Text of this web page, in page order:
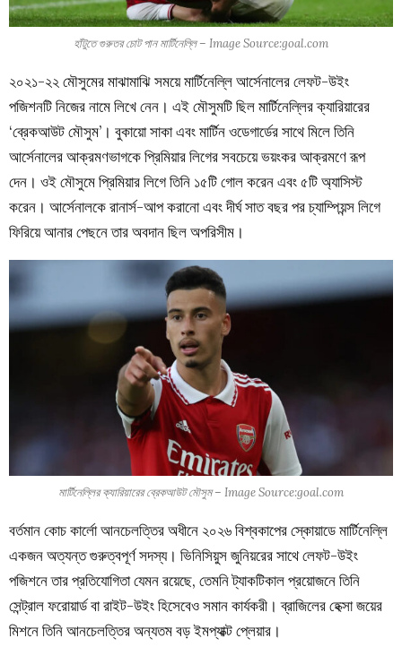
হাঁটুতে গুরুতর চোট পান মার্টিনেল্লি – Image Source:goal.com
২০২১-২২ মৌসুমের মাঝামাঝি সময়ে মার্টিনেল্লি আর্সেনালের লেফট-উইং
পজিশনটি নিজের নামে লিখে নেন। এই মৌসুমটি ছিল মার্টিনেল্লির ক্যারিয়ারের
‘ব্রেকআউট মৌসুম’। বুকায়ো সাকা এবং মার্টিন ওডেগার্ডের সাথে মিলে তিনি
আর্সেনালের আক্রমণভাগকে প্রিমিয়ার লিগের সবচেয়ে ভয়ংকর আক্রমণে রূপ
দেন। ওই মৌসুমে প্রিমিয়ার লিগে তিনি ১৫টি গোল করেন এবং ৫টি অ্যাসিস্ট
করেন। আর্সেনালকে রানার্স-আপ করানো এবং দীর্ঘ সাত বছর পর চ্যাম্পিয়ন্স লিগে
ফিরিয়ে আনার পেছনে তার অবদান ছিল অপরিসীম।
মার্টিনেল্লির ক্যারিয়ারের ব্রেকআউট মৌসুম – Image Source:goal.com
বর্তমান কোচ কার্লো আনচেলত্তির অধীনে ২০২৬ বিশ্বকাপের স্কোয়াডে মার্টিনেল্লি
একজন অত্যন্ত গুরুত্বপূর্ণ সদস্য। ভিনিসিয়ুস জুনিয়রের সাথে লেফট-উইং
পজিশনে তার প্রতিযোগিতা যেমন রয়েছে, তেমনি ট্যাকটিকাল প্রয়োজনে তিনি
সেন্ট্রাল ফরোয়ার্ড বা রাইট-উইং হিসেবেও সমান কার্যকরী। ব্রাজিলের হেক্সা জয়ের
মিশনে তিনি আনচেলত্তির অন্যতম বড় ইমপ্যাক্ট প্লেয়ার।